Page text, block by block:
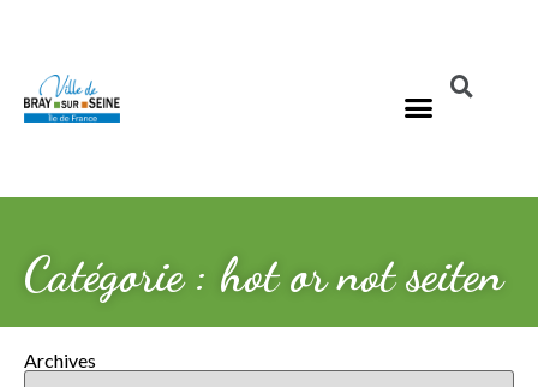
Catégorie : hot or not seiten
Archives